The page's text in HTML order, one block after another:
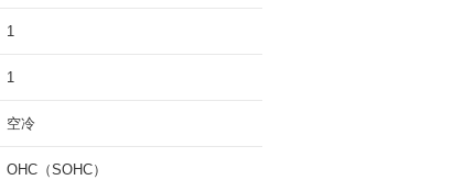
1
1
空冷
OHC（SOHC）